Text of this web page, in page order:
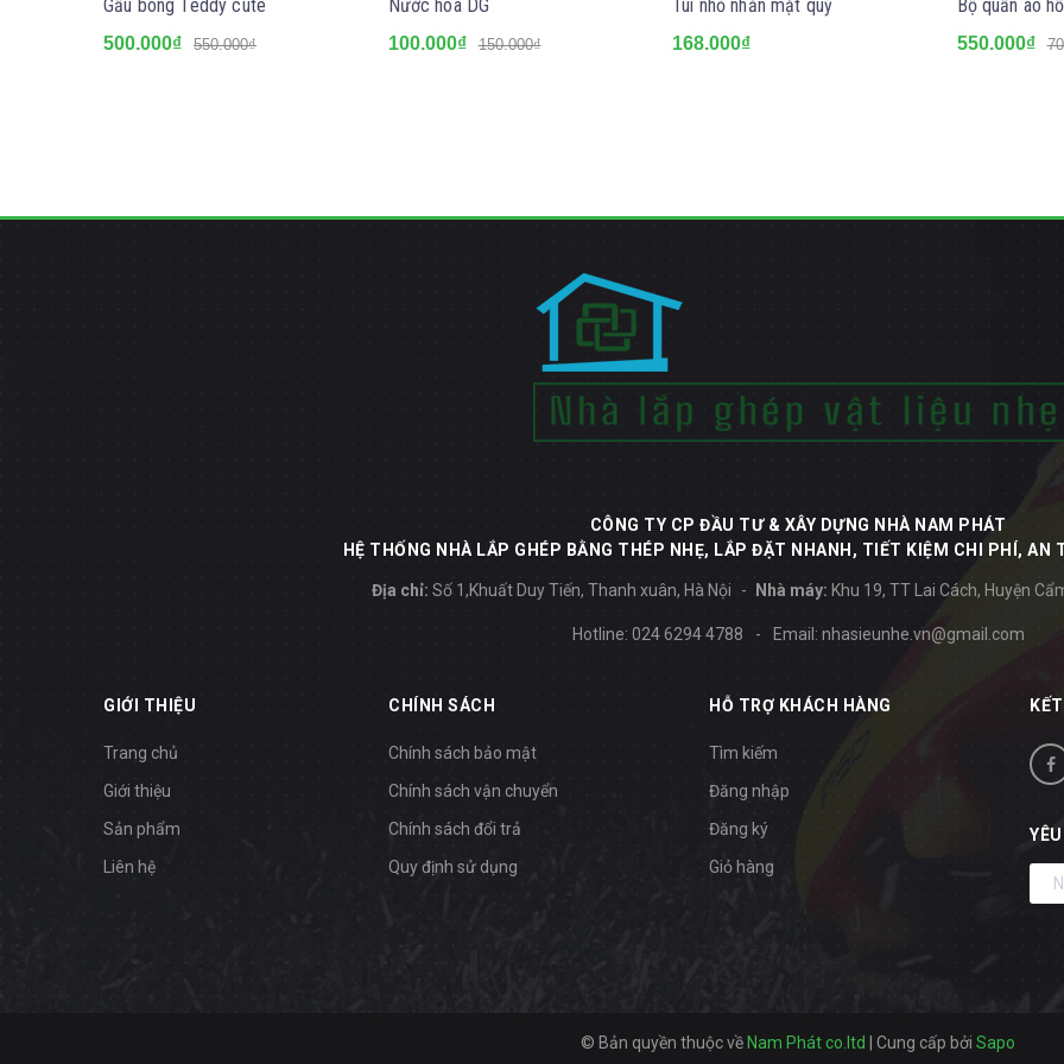
Gấu bông Teddy cute
500.000₫ 550.000₫
Nước hoa DG
100.000₫ 150.000₫
Túi nhỏ nhắn mặt quỷ
168.000₫
Bộ quần áo
550.000₫
CÔNG TY CP ĐẦU TƯ & XÂY DỰNG NHÀ NAM PHÁT
HỆ THỐNG NHÀ LẮP GHÉP BẰNG THÉP NHẸ, LẮP ĐẶT NHANH, TIẾT KIỆM CHI PHÍ, AN
Địa chỉ: Số 1,Khuất Duy Tiến, Thanh xuân, Hà Nội Nhà máy: Khu 19, TT Lai Cách, Huyện
Hotline: 024 6294 4788 - Email: nhasieunhe.vn@gmail.com
GIỚI THIỆU
Trang chủ
Giới thiệu
Sản phẩm
Liên hệ
CHÍNH SÁCH
Chính sách bảo mật
Chính sách vận chuyển
Chính sách đổi trả
Quy định sử dụng
HỖ TRỢ KHÁCH HÀNG
Tìm kiếm
Đăng nhập
Đăng ký
Giỏ hàng
© Bản quyền thuộc về Nam Phát co.ltd Cung cấp bởi Sapo